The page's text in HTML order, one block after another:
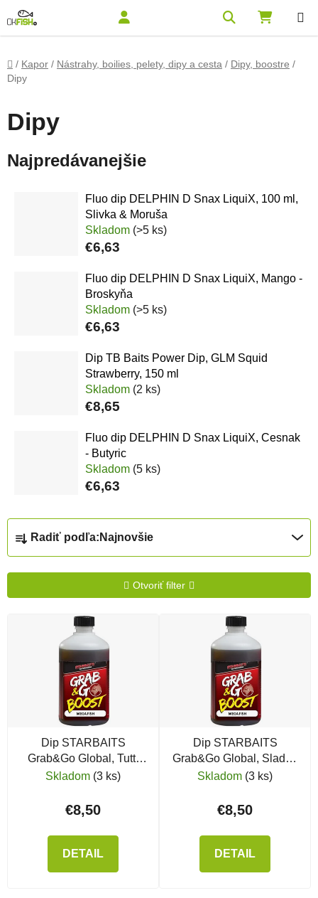
Domov
/ Kapor / Nástrahy, boilies, pelety, dipy a cesta / Dipy, boostre /
Dipy
Dipy
Najpredávanejšie
Fluo dip DELPHIN D Snax LiquiX, 100 ml,
Slivka & Moruša
Skladom (>5 ks)
€6,63
Fluo dip DELPHIN D Snax LiquiX, Mango -
Broskyňa
Skladom (>5 ks)
€6,63
Dip TB Baits Power Dip, GLM Squid
Strawberry, 150 ml
Skladom (2 ks)
€8,65
Fluo dip DELPHIN D Snax LiquiX, Cesnak
- Butyric
Skladom (5 ks)
€6,63
Radenie produktov
Radiť podľa: Najnovšie
Otvoriť filter
Výpis produktov
Dip STARBAITS
Grab&Go Global, Tutti
Frutti
Skladom (3 ks)
€8,50
DETAIL
Dip STARBAITS
Grab&Go Global, Sladká
kukurica
Skladom (3 ks)
€8,50
DETAIL